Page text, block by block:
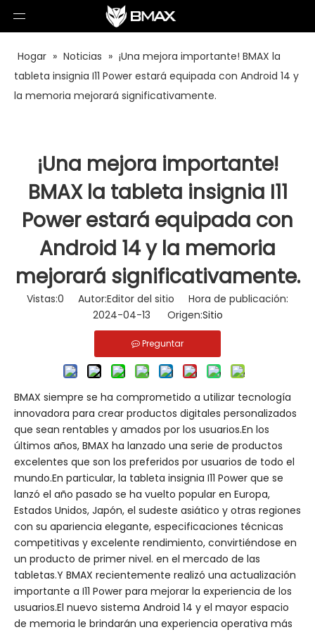
Hogar » Noticias » ¡Una mejora importante! BMAX la
tableta insignia I11 Power estará equipada con Android 14 y
la memoria mejorará significativamente.
¡Una mejora importante!
BMAX la tableta insignia I11
Power estará equipada con
Android 14 y la memoria
mejorará significativamente.
Vistas:0 Autor:Editor del sitio Hora de publicación:
2024-04-13 Origen:Sitio
Preguntar
BMAX siempre se ha comprometido a utilizar tecnología
innovadora para crear productos digitales personalizados
que sean rentables y amados por los usuarios.En los
últimos años, BMAX ha lanzado una serie de productos
excelentes que son los preferidos por usuarios de todo el
mundo.En particular, la tableta insignia I11 Power que se
lanzó el año pasado se ha vuelto popular en Europa,
Estados Unidos, Japón, el sudeste asiático y otras regiones
con su apariencia elegante, especificaciones técnicas
competitivas y excelente rendimiento, convirtiéndose en
un producto de primer nivel. en el mercado de las
tabletas.Y BMAX recientemente realizó una actualización
importante a I11 Power para mejorar la experiencia de los
usuarios.El nuevo sistema Android 14 y el mayor espacio
de memoria le brindarán una experiencia operativa más